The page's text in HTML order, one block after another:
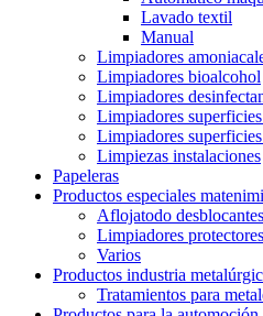
Lavado textil
Manual
Limpiadores
Limpiadores bioalcohol
Limpiadores
Limpiadores
Limpiadores
Limpiezas instalaciones
Papeleras
Productos especiales
Aflojatodo desblocantes
Limpiadores
Varios
Productos industria
Tratamientos para